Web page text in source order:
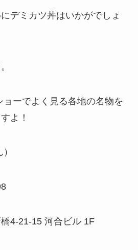
デミカツ丼はいかがでしょ
ーでよく見る各地の名物を
よ！
4-21-15 河合ビル 1F